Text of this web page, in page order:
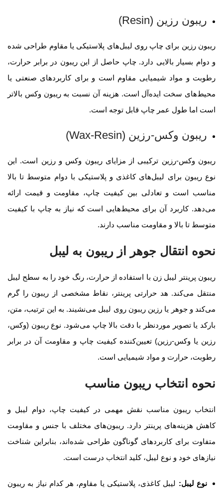
ریبون رزین (Resin)
ریبون رزین برای چاپ روی لیبل‌های پلاستیکی یا مقاوم طراحی شده
و دوام بسیار بالایی دارد. چاپ حاصل از این ریبون در برابر حرارت،
رطوبت و مواد شیمیایی مقاوم است و برای کاربردهای صنعتی یا
محیط‌های سخت ایده‌آل است. هزینه آن نسبت به ریبون وکس بالاتر
است اما طول عمر چاپ قابل توجه است.
ریبون وکس-رزین (Wax-Resin)
ریبون وکس-رزین ترکیبی از مزایای ریبون وکس و رزین است. این
نوع ریبون برای لیبل‌های کاغذی و پلاستیکی با دوام متوسط تا بالا
مناسب است و تعادلی بین کیفیت چاپ، مقاومت و قیمت ارائه
می‌دهد. کاربرد آن برای محیط‌هایی است که نیاز به چاپ با کیفیت
متوسط تا بالا و مقاومت مناسب دارند.
نحوه انتقال جوهر از ریبون به لیبل
ریبون پرینتر لیبل زن با استفاده از حرارت، رنگ خود را به سطح لیبل
منتقل می‌کند. هد حرارتی پرینتر، نقاط مشخصی از ریبون را گرم
می‌کند و جوهر یا رزین ریبون روی لیبل می‌نشیند. به این ترتیب، متن،
بارکد یا تصویر موردنظر با دقت بالا چاپ می‌شود. نوع ریبون (وکس،
رزین یا وکس-رزین) تعیین‌کننده کیفیت چاپ و مقاومت آن در برابر
رطوبت، حرارت و مواد شیمیایی است.
نحوه انتخاب ریبون مناسب
انتخاب ریبون مناسب نقش مهمی در کیفیت چاپ، دوام لیبل و
کاهش هزینه‌های پرینتر دارد. ریبون‌های مختلف با جنس و مقاومت
متفاوت برای کاربردهای گوناگون طراحی شده‌اند، بنابراین شناخت
نیازهای خود و نوع لیبل، کلید انتخاب درست است.
نوع لیبل: لیبل کاغذی، پلاستیکی یا مقاوم، هر کدام نیاز به ریبون